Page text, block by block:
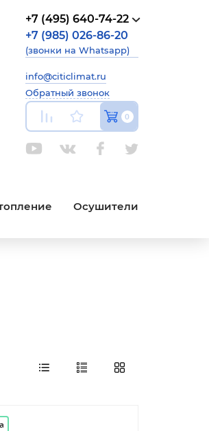
+7 (495) 640-74-22
+7 (985) 026-86-20
(звонки на Whatsapp)
info@citiclimat.ru
Обратный звонок
0
Осушители